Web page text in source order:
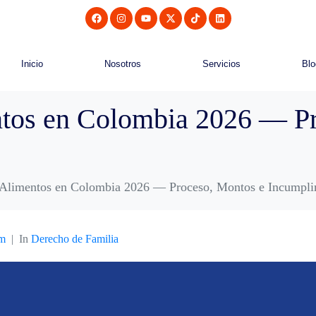
Inicio Nosotros Servicios
en Colombia 2026 —
en Colombia 2026 — Proceso, Montos e
In Derecho de Familia